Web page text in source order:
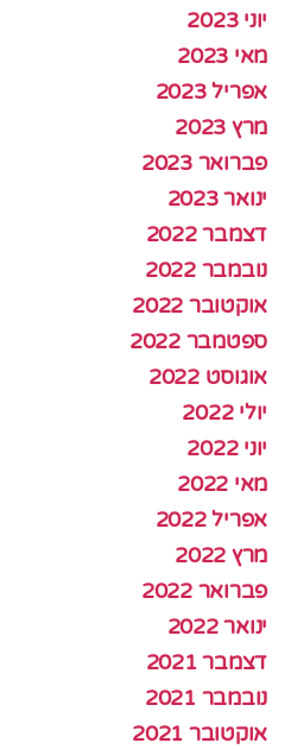
יוני 2023
מאי 2023
אפריל 2023
מרץ 2023
פברואר 2023
ינואר 2023
דצמבר 2022
נובמבר 2022
אוקטובר 2022
ספטמבר 2022
אוגוסט 2022
יולי 2022
יוני 2022
מאי 2022
אפריל 2022
מרץ 2022
פברואר 2022
ינואר 2022
דצמבר 2021
נובמבר 2021
אוקטובר 2021